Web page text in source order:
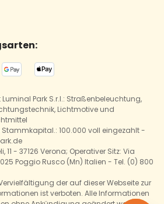
Park S.r.l.: Straßenbeleuchtung,
Lichtmotive und
Stammkapital.: 100.000 voll eingezahlt -
- 37126 Verona; Operativer Sitz: Via
Poggio Rusco (Mn) Italien - Tel. (0) 800
der auf dieser Webseite zur
ist verboten. Alle Informationen